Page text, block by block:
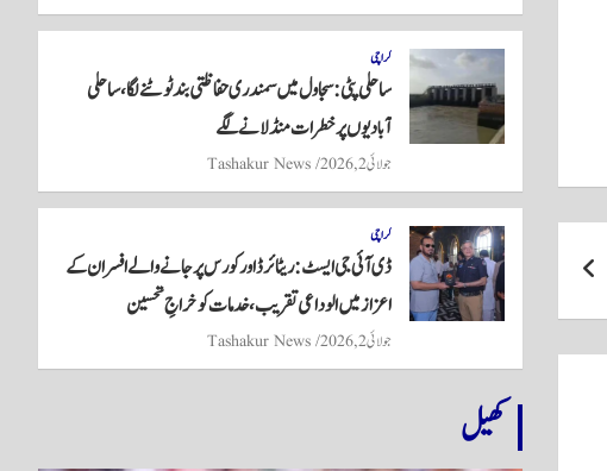
کراچی
ساحلی پٹی: سجاول میں سمندری حفاظتی بند ٹوٹنے لگا، ساحلی
آبادیوں پر خطرات منڈلانے لگے
جولائی 2, 2026 Tashakur News
کراچی
ڈی آئی جی ایسٹ: ریٹائرڈ اور کورس پر جانے والے افسران کے
اعزاز میں الوداعی تقریب، خدمات کو خراجِ تحسین
جولائی 2, 2026 Tashakur News
کھیل